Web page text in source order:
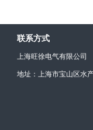
联系方式
上海旺徐电气有限公司
地址：上海市宝山区水